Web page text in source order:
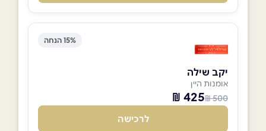
15% הנחה
יקב שילה
אומנות היין
500 ₪
425 ₪
לרכישה